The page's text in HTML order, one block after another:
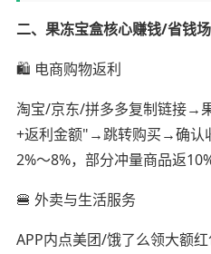
二、果冻宝盒核心赚钱/省钱
🛍️ 电商购物返利
淘宝/京东/拼多多复制链接→
+返利金额"→跳转购买→确认
2%～8%，部分冲量商品返
🍔 外卖与生活服务
APP内点美团/饿了么领大额